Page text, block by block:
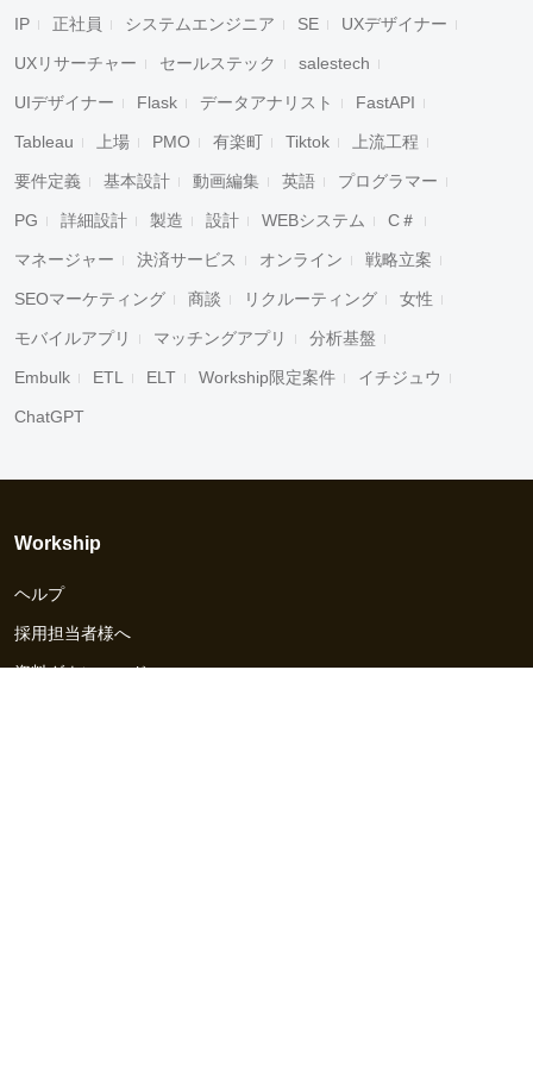
IP 正社員 システムエンジニア SE UXデザイナー
UXリサーチャー セールステック salestech
UIデザイナー Flask データアナリスト FastAPI
Tableau 上場 PMO 有楽町 Tiktok 上流工程
要件定義 基本設計 動画編集 英語 プログラマー
PG 詳細設計 製造 設計 WEBシステム C＃
マネージャー 決済サービス オンライン 戦略立案
SEOマーケティング 商談 リクルーティング 女性
モバイルアプリ マッチングアプリ 分析基盤
Embulk ETL ELT Workship限定案件 イチジュウ
ChatGPT
Workship
ヘルプ
採用担当者様へ
資料ダウンロード